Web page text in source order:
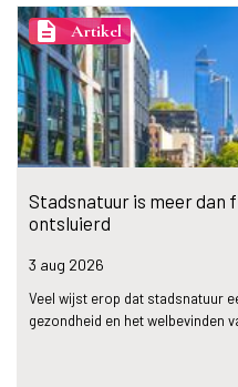
description Artikel
Stadsnatuur is meer
ontsluierd
3 aug 2026
Veel wijst erop dat stadsnatuur
gezondheid en het welbevinden